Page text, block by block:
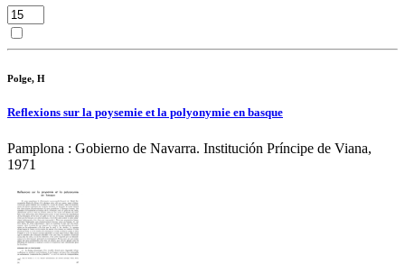
Polge, H
Reflexions sur la poysemie et la polyonymie en basque
Pamplona : Gobierno de Navarra. Institución Príncipe de Viana,
1971